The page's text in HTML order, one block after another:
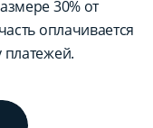
30% от
оплачивается
платежей.